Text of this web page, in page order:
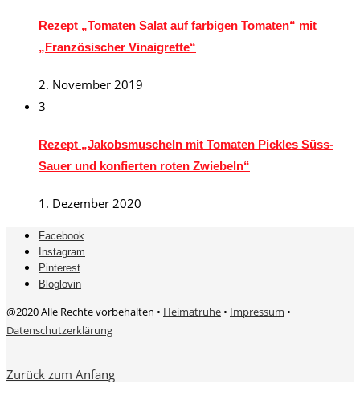
Rezept „Tomaten Salat auf farbigen Tomaten“ mit
„Französischer Vinaigrette“
2. November 2019
3
Rezept „Jakobsmuscheln mit Tomaten Pickles Süss-
Sauer und konfierten roten Zwiebeln“
1. Dezember 2020
Facebook
Instagram
Pinterest
Bloglovin
@2020 Alle Rechte vorbehalten • Heimatruhe • Impressum •
Datenschutzerklärung
Zurück zum Anfang